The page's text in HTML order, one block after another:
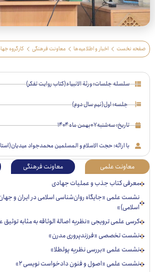
نخست اخبار و اطلاعیه‌ها معاونت فرهنگی کارگروه جهاد علمی
سلسله جلسات: ورثة الانبیاء(کتاب روایت تفکر)
جلسه: اول(نیم سال دوم)
تاریخ:سه‌شنبه ۰۷بهمن ماه ۱۴۰۴
با ارائه: حجت الاسلام و المسلمین محمدجواد عیدیان(استاد حوزه
علمی معاونت فرهنگی
کتاب جذب و عملیات جهادی
علمی «جایگاه روان‌شناسی اسلامی در ایران و جهان (با
علمی ترویجی «نظریه اصالة الوثاقه به مثابه توثیق عام
تخصصی «فرزندپروری مدرن»
علمی «بررسی نظریه پولطلا»
علمی «اصول و فنون دادخواست نویسی ۲»